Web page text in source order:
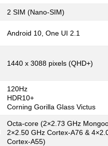
2 SIM (Nano-SIM)
Android 10, One UI 2.1
1440 x 3088 pixels (QHD+)
120Hz
HDR10+
Corning Gorilla Glass Victus
Octa-core (2×2.73 GHz
2×2.50 GHz Cortex-A76 &
Cortex-A55)